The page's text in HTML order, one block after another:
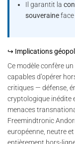
Il garantit la
souveraineface
↪ Implications
Ce modèle confère un
capables d’opérer
critiques — défense,
cryptologique inédite
menaces
Freemindtronic
européenne, neutre
entièrement hors-